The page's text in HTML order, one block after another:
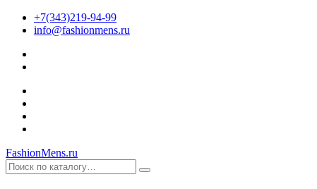
+7(343)219-94-99
info@fashionmens.ru
FashionMens.ru